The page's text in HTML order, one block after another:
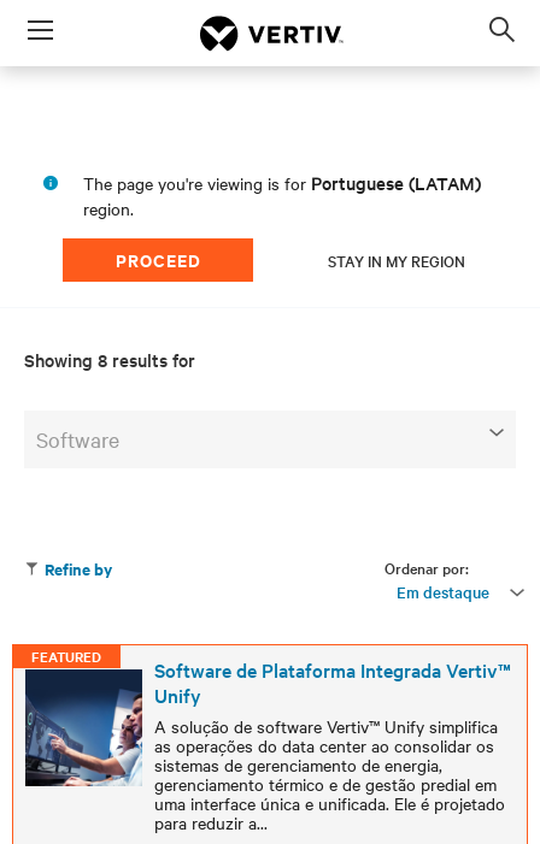
Menu
The page you're viewing is for Portuguese (LATAM)
region.
PROCEED STAY IN MY REGION
Showing 8 results for
Software
Ordenar por:
Em destaque
Refine by
FEATURED
Software de Plataforma Integrada Vertiv™
Unify
A solução de software Vertiv™ Unify simplifica
as operações do data center ao consolidar os
sistemas de gerenciamento de energia,
gerenciamento térmico e de gestão predial em
uma interface única e unificada. Ele é projetado
para reduzir a...